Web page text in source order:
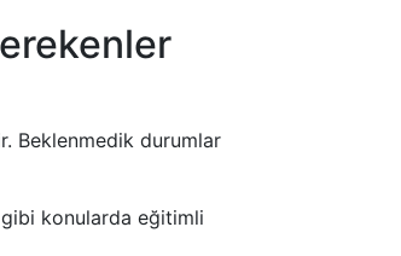
Beklenmedik durumlar
konularda eğitimli